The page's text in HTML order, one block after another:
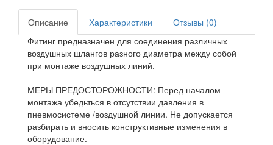
Описание Характеристики
Отзывы (0)
Фитинг предназначен для соединения различных
воздушных шлангов разного диаметра между собой
при монтаже воздушных линий.
МЕРЫ ПРЕДОСТОРОЖНОСТИ: Перед началом
монтажа убедьться в отсутствии давления в
пневмосистеме /воздушной линии. Не допускается
разбирать и вносить конструктивные изменения в
оборудование.